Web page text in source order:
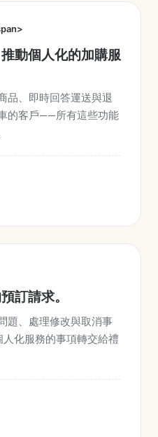
動個人化的加購服
品、即時回答運送與退
的客戶——所有這些功能
訂請求。
題、處理修改與取消事
化服務的事項轉交給禮